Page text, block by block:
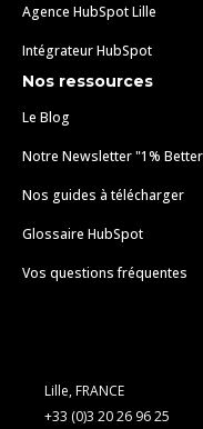
Agence HubSpot Lille
Intégrateur HubSpot
Nos ressources
Le Blog
Notre Newsletter "1%
Nos guides à télécharger
Glossaire HubSpot
Vos questions fréquentes
Lille, FRANCE
+33 (0)3 20 26 96 25